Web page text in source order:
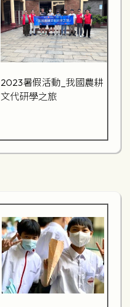
2023暑假活動_我國農耕
文代研學之旅